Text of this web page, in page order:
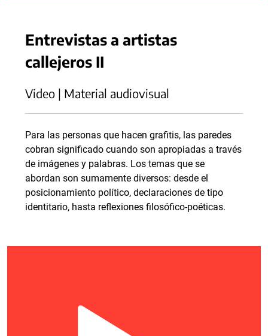
Entrevistas a artistas
callejeros II
Video | Material audiovisual
Para las personas que hacen grafitis, las paredes
cobran significado cuando son apropiadas a través
de imágenes y palabras. Los temas que se
abordan son sumamente diversos: desde el
posicionamiento político, declaraciones de tipo
identitario, hasta reflexiones filosófico-poéticas.